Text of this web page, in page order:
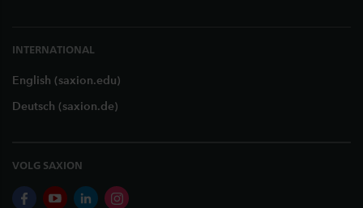
INTERNATIONAL
English (saxion.edu)
Deutsch (saxion.de)
VOLG SAXION